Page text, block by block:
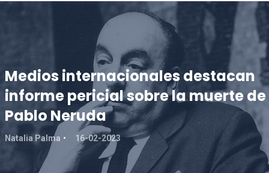
Medios internacionales destacan
informe pericial sobre la muerte de
Pablo Neruda
Natalia Palma 16-02-2023